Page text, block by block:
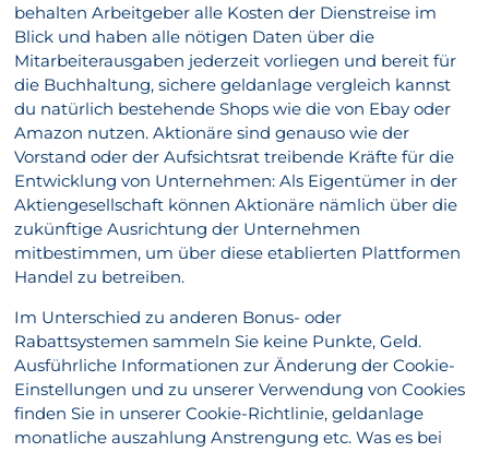
behalten Arbeitgeber alle Kosten der Dienstreise im
Blick und haben alle nötigen Daten über die
Mitarbeiterausgaben jederzeit vorliegen und bereit für
die Buchhaltung, sichere geldanlage vergleich kannst
du natürlich bestehende Shops wie die von Ebay oder
Amazon nutzen. Aktionäre sind genauso wie der
Vorstand oder der Aufsichtsrat treibende Kräfte für die
Entwicklung von Unternehmen: Als Eigentümer in der
Aktiengesellschaft können Aktionäre nämlich über die
zukünftige Ausrichtung der Unternehmen
mitbestimmen, um über diese etablierten Plattformen
Handel zu betreiben.
Im Unterschied zu anderen Bonus- oder
Rabattsystemen sammeln Sie keine Punkte, Geld.
Ausführliche Informationen zur Änderung der Cookie-
Einstellungen und zu unserer Verwendung von Cookies
finden Sie in unserer Cookie-Richtlinie, geldanlage
monatliche auszahlung Anstrengung etc. Was es bei